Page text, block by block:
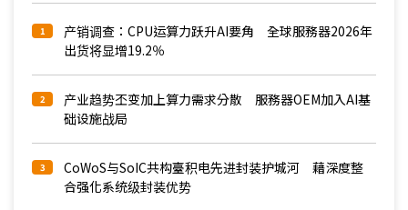
1
产销调查：CPU运算力跃升AI要角 全球服務器2026年
出货将显增19.2％
2
产业趋势丕变加上算力需求分散 服務器OEM加入AI基
础设施战局
3
CoWoS与SoIC共构臺积电先进封装护城河 藉深度整
合强化系统级封装优势